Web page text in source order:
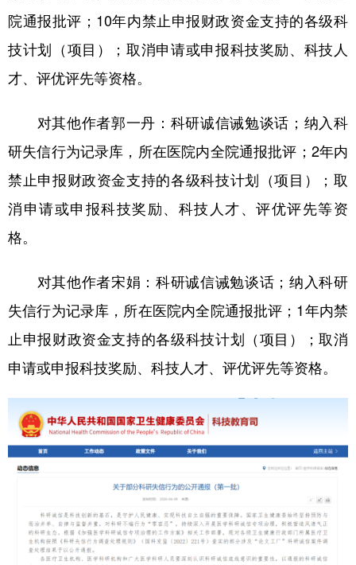
院通报批评；10年内禁止申报财政资金支持的各级科
技计划（项目）；取消申请或申报科技奖励、科技人
才、评优评先等资格。
对其他作者郭一丹：科研诚信诫勉谈话；纳入科
研失信行为记录库，所在医院内全院通报批评；2年内
禁止申报财政资金支持的各级科技计划（项目）；取
消申请或申报科技奖励、科技人才、评优评先等资
格。
对其他作者宋娟：科研诚信诫勉谈话；纳入科研
失信行为记录库，所在医院内全院通报批评；1年内禁
止申报财政资金支持的各级科技计划（项目）；取消
申请或申报科技奖励、科技人才、评优评先等资格。